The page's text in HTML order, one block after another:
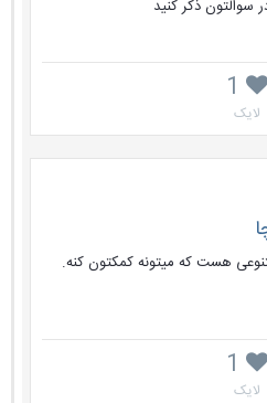
لایک
ذکر کنید
لایک
هست که میتونه کمکتون کنه.